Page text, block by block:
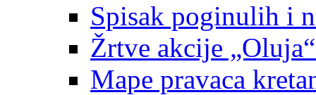
Spisak poginulih i
Žrtve akcije
Mape pravaca